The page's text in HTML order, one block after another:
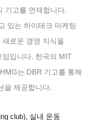
기고를 연재합니다.
있는 하이테크 마케팅
로운 경영 지식을
임입니다. 한국의
MIT
HMG는 DBR 기고를 통해
을 제공합니다.
club), 실내 운동